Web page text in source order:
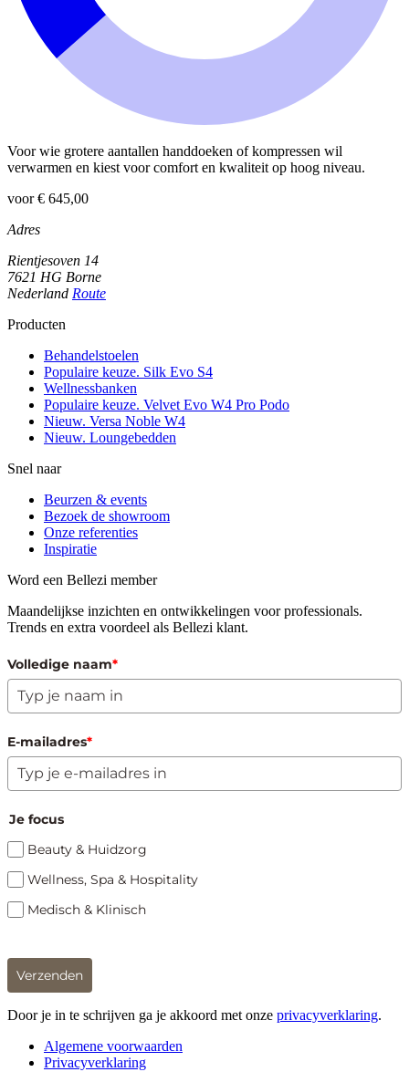
Voor wie grotere aantallen handdoeken of kompressen wil
verwarmen en kiest voor comfort en kwaliteit op hoog niveau.
voor € 645,00
Adres
Rientjesoven 14
7621 HG Borne
Nederland Route
Producten
Behandelstoelen
Populaire keuze. Silk Evo S4
Wellnessbanken
Populaire keuze. Velvet Evo W4 Pro Podo
Nieuw. Versa Noble W4
Nieuw. Loungebedden
Snel naar
Beurzen & events
Bezoek de showroom
Onze referenties
Inspiratie
Word een Bellezi member
Maandelijkse inzichten en ontwikkelingen voor professionals.
Trends en extra voordeel als Bellezi klant.
Volledige naam*
E-mailadres*
Je focus
Beauty & Huidzorg
Wellness, Spa & Hospitality
Medisch & Klinisch
Verzenden
Door je in te schrijven ga je akkoord met onze privacyverklaring.
Algemene voorwaarden
Privacyverklaring